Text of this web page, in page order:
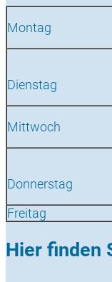
Montag
Dienstag
Mittwoch
Donnerstag
Freitag
Hier finden